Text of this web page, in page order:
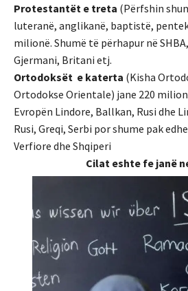
Protestantët e treta (Përfshin
luteranë, anglikanë, baptistë,
milionë. Shumë të përhapur në
Gjermani, Britani etj.
Ortodoksët e katerta (Kisha
Ortodokse Orientale) jane 220
Evropën Lindore, Ballkan, Rusi dhe
Rusi, Greqi, Serbi por shume pak
Verfiore dhe Shqiperi
Cilat eshte fe janë